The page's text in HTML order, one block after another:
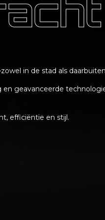
in de stad als
geavanceerde
efficiëntie en stijl.